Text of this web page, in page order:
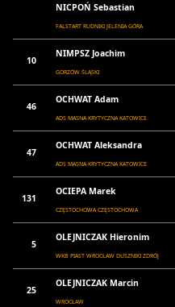
NICPOŃ Sebastian
FALSTART RUDNIKI JELENIA GÓRA
10
NIMPSZ Joachim
GORZÓW ŚLĄSKI
46
OCHWAT Adam
ADS MASNA KRYTYCZNA KATOWICE
47
OCHWAT Aleksandra
ADS MASNA KRYTYCZNA KATOWICE
131
OCIEPA Marek
CZĘSTOCHOWA CZĘSTOCHOWA
5
OLEJNICZAK Hieronim
WKB PIAST WROCŁAW DUSZNIKI ZDRÓJ
25
OLEJNICZAK Marcin
WROCŁAW